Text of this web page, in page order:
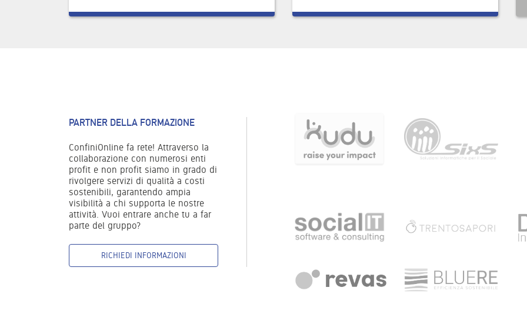
PARTNER DELLA FORMAZIONE
ConfiniOnline fa rete! Attraverso la
collaborazione con numerosi enti
profit e non profit siamo in grado di
rivolgere servizi di qualità a costi
sostenibili, garantendo ampia
visibilità a chi supporta le nostre
attività. Vuoi entrare anche tu a far
parte del gruppo?
RICHIEDI INFORMAZIONI